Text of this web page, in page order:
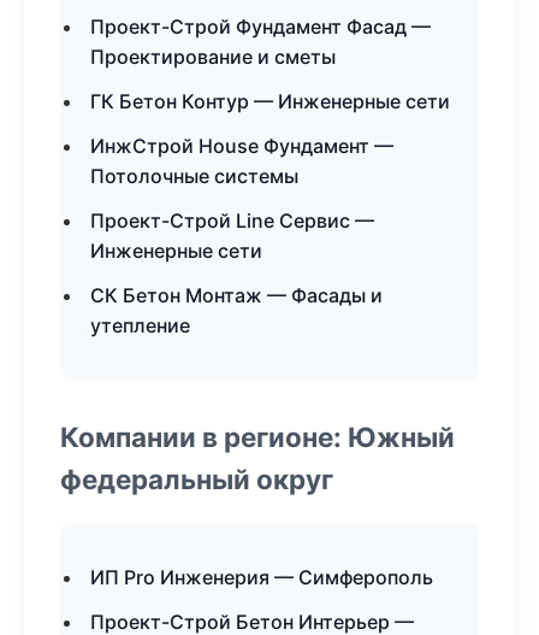
Проект-Строй Фундамент Фасад —
Проектирование и сметы
ГК Бетон Контур — Инженерные сети
ИнжСтрой House Фундамент —
Потолочные системы
Проект-Строй Line Сервис —
Инженерные сети
СК Бетон Монтаж — Фасады и
утепление
Компании в регионе: Южный
федеральный округ
ИП Pro Инженерия — Симферополь
Проект-Строй Бетон Интерьер —